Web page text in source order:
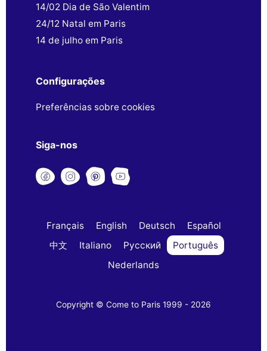
14/02 Dia de São Valentim
24/12 Natal em Paris
14 de julho em Paris
Configurações
Preferências sobre cookies
Siga-nos
Français English Deutsch
Español
中文
Italiano Русский
Português
Nederlands
Copyright © Come to Paris 1999 - 2026